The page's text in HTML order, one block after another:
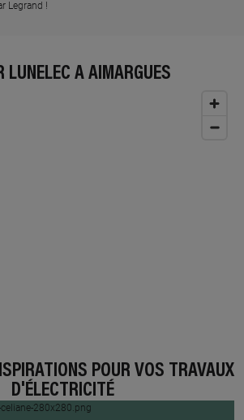
Legrand !
LUNELEC À AIMARGUES
POUR VOS TRAVAUX
D'ÉLECTRICITÉ